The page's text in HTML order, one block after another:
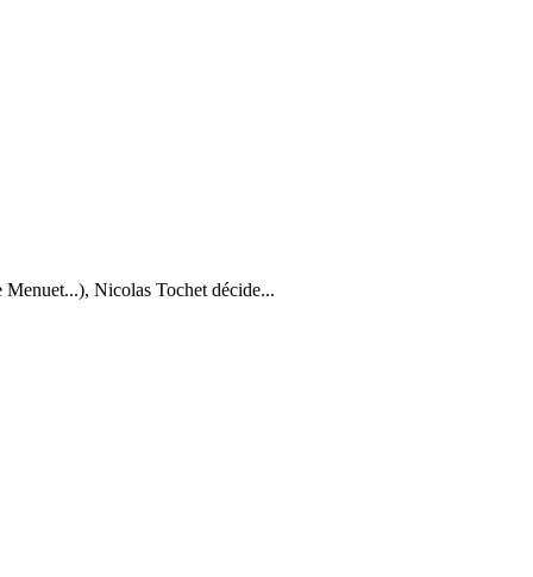
Nicolas Tochet décide...